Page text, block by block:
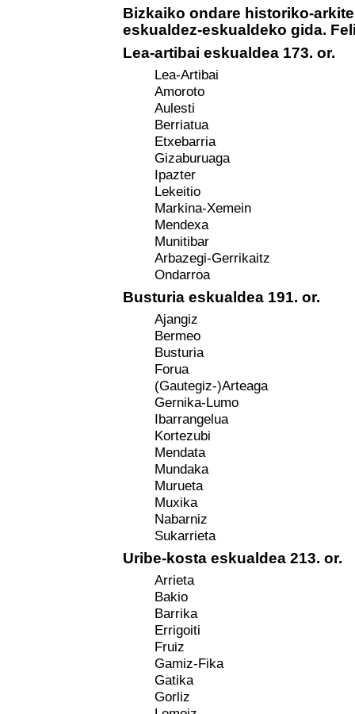
Bizkaiko ondare historiko-
eskualdez-eskualdeko gida.
Lea-artibai eskualdea 173. or.
Lea-Artibai
Amoroto
Aulesti
Berriatua
Etxebarria
Gizaburuaga
Ipazter
Lekeitio
Markina-Xemein
Mendexa
Munitibar
Arbazegi-Gerrikaitz
Ondarroa
Busturia eskualdea 191. or.
Ajangiz
Bermeo
Busturia
Forua
(Gautegiz-)Arteaga
Gernika-Lumo
Ibarrangelua
Kortezubi
Mendata
Mundaka
Murueta
Muxika
Nabarniz
Sukarrieta
Uribe-kosta eskualdea 213. or.
Arrieta
Bakio
Barrika
Errigoiti
Fruiz
Gamiz-Fika
Gatika
Gorliz